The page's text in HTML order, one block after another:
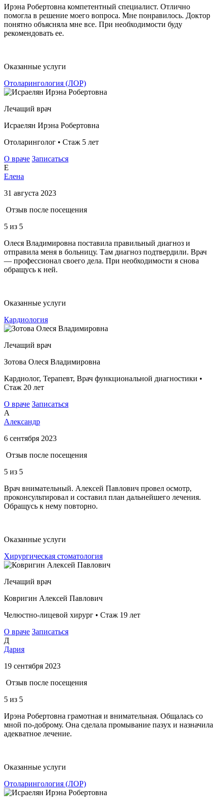
Ирэна Робертовна компетентный специалист. Отлично
помогла в решение моего вопроса. Мне понравилось. Доктор
понятно объясняла мне все. При необходимости буду
рекомендовать ее.
Оказанные услуги
Отоларингология (ЛОР)
Лечащий врач
Исраелян Ирэна Робертовна
Отоларинголог • Стаж 5 лет
О враче Записаться
Е
Елена
31 августа 2023
Отзыв после посещения
5 из 5
Олеся Владимировна поставила правильный диагноз и
отправила меня в больницу. Там диагноз подтвердили. Врач
— профессионал своего дела. При необходимости я снова
обращусь к ней.
Оказанные услуги
Кардиология
Лечащий врач
Зотова Олеся Владимировна
Кардиолог, Терапевт, Врач функциональной диагностики •
Стаж 20 лет
О враче Записаться
А
Александр
6 сентября 2023
Отзыв после посещения
5 из 5
Врач внимательный. Алексей Павлович провел осмотр,
проконсультировал и составил план дальнейшего лечения.
Обращусь к нему повторно.
Оказанные услуги
Хирургическая стоматология
Лечащий врач
Ковригин Алексей Павлович
Челюстно-лицевой хирург • Стаж 19 лет
О враче Записаться
Д
Дария
19 сентября 2023
Отзыв после посещения
5 из 5
Ирэна Робертовна грамотная и внимательная. Общалась со
мной по-доброму. Она сделала промывание пазух и назначила
адекватное лечение.
Оказанные услуги
Отоларингология (ЛОР)